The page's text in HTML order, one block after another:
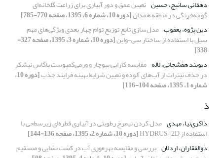
دهقانی سانیج، حسین تعیین عمق و دور آبیاری برای زراعت گلخانه‌ای
گوجه‌فرنگی در منطقه همدان[دوره 10، شماره 6، 1395، صفحه 770-785]
دین پژوه، یعقوب مدل‌سازی تابع توزیع توام چهار بعدی ویژگی‌های مهم
سیل با استفاده از ساختار سی-واین [دوره 10، شماره 3، 1395، صفحه 327-
338]
دیوبند هفشجانی، لاله مقایسه کارایی بیوچار و ورمی‌کمپوست باگاس نیشکر
در حذف نیترات از آب‌های آلوده و تعیین شرایط بهینه فرایند جذب [دوره 10،
شماره 1، 1395، صفحه 104-116]
ذ
ذاکری‌نیا، مهدی مدل کردن نیمرخ رطوبتی در آبیاری قطره‌ای زیرسطحی با
استفاده از HYDRUS-2D
[دوره 10، شماره 2، 1395، صفحه 136-144]
ذوالفقاران، اردلان بررسی و مقایسه بهره‌وری آب در کشت نشایی و مستقیم